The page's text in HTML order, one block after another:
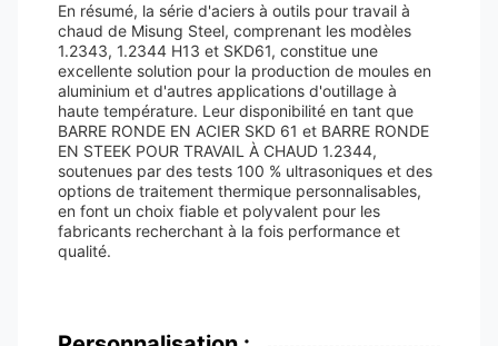
En résumé, la série d'aciers à outils pour travail à
chaud de Misung Steel, comprenant les modèles
1.2343, 1.2344 H13 et SKD61, constitue une
excellente solution pour la production de moules en
aluminium et d'autres applications d'outillage à
haute température. Leur disponibilité en tant que
BARRE RONDE EN ACIER SKD 61 et BARRE RONDE
EN STEEK POUR TRAVAIL À CHAUD 1.2344,
soutenues par des tests 100 % ultrasoniques et des
options de traitement thermique personnalisables,
en font un choix fiable et polyvalent pour les
fabricants recherchant à la fois performance et
qualité.